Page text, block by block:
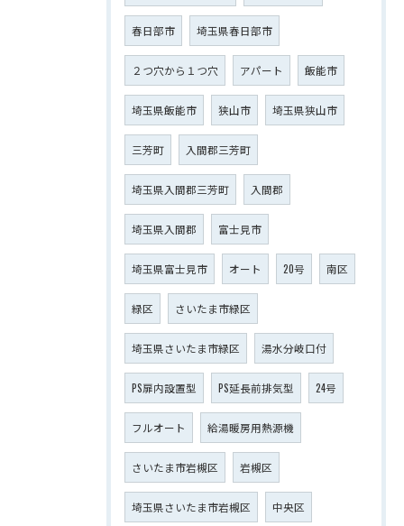
春日部市 埼玉県春日部市
２つ穴から１つ穴 アパート 飯能市
埼玉県飯能市 狭山市 埼玉県狭山市
三芳町 入間郡三芳町
埼玉県入間郡三芳町 入間郡
埼玉県入間郡 富士見市
埼玉県富士見市 オート 20号 南区
緑区 さいたま市緑区
埼玉県さいたま市緑区 湯水分岐口付
PS扉内設置型 PS延長前排気型 24号
フルオート 給湯暖房用熱源機
さいたま市岩槻区 岩槻区
埼玉県さいたま市岩槻区 中央区